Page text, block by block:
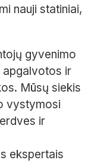
nauji statiniai,
gyvenimo
apgalvotos ir
Mūsų siekis
vystymosi
ir
ekspertais